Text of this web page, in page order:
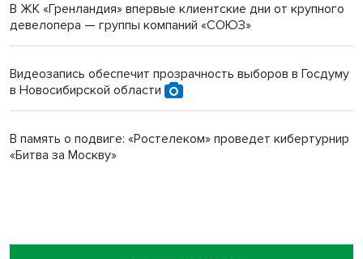
В ЖК «Гренландия» впервые клиентские дни от крупного
девелопера — группы компаний «СОЮЗ»
Видеозапись обеспечит прозрачность выборов в Госдуму
в Новосибирской области
В память о подвиге: «Ростелеком» проведет кибертурнир
«Битва за Москву»